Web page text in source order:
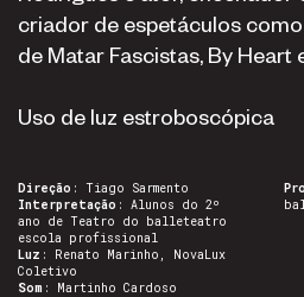
criador de espetáculos
de Matar Fascistas, By Heart
Uso de luz estroboscópica
Direção : Tiago Sarmento
Interpretação : Alunos do 2º
ano de Teatro do balleteatro
escola profissional
Luz : Renato Marinho, NovaLux
Coletivo
Som : Martinho Cardoso